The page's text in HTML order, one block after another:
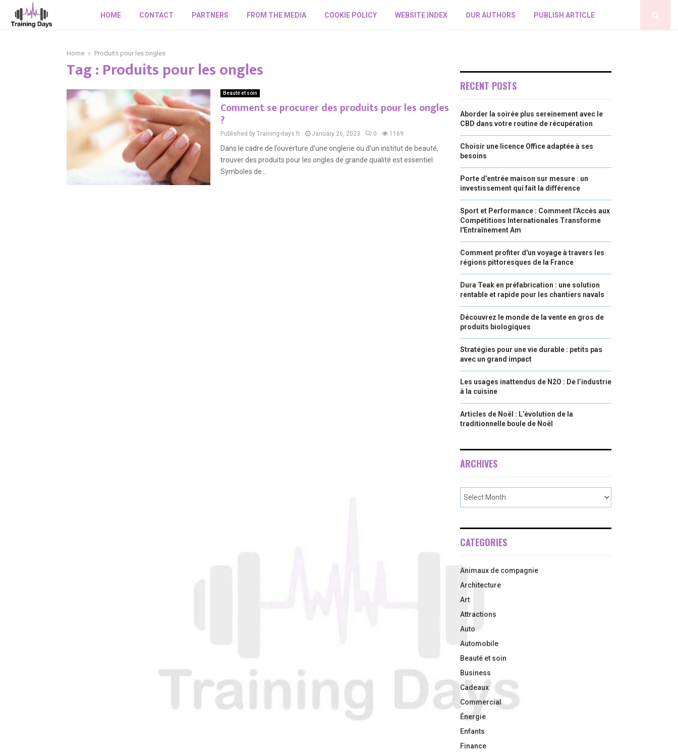
HOME CONTACT PARTNERS FROM THE MEDIA COOKIE POLICY WEBSITE INDEX OUR AUTHORS PUBLISH ARTICLE
Home Produits pour les ongles
Tag : Produits pour les ongles
Beauté et soin
Comment se procurer des produits pour les ongles
?
Published by Training-days.fr January 26, 2023 0 1169
Dans le cadre de l’ouverture d’une onglerie ou d’un institut de beauté,
trouver des produits pour les ongles de grande qualité est essentiel.
Symboles de...
RECENT POSTS
Aborder la soirée plus sereinement avec le
CBD dans votre routine de récupération
Choisir une licence Office adaptée à ses
besoins
Porte d'entrée maison sur mesure : un
investissement qui fait la différence
Sport et Performance : Comment l'Accès aux
Compétitions Internationales Transforme
l'Entraînement Am
Comment profiter d'un voyage à travers les
régions pittoresques de la France
Dura Teak en préfabrication : une solution
rentable et rapide pour les chantiers navals
Découvrez le monde de la vente en gros de
produits biologiques
Stratégies pour une vie durable : petits pas
avec un grand impact
Les usages inattendus de N2O : De l’industrie
à la cuisine
Articles de Noël : L’évolution de la
traditionnelle boule de Noël
ARCHIVES
CATEGORIES
Animaux de compagnie
Architecture
Art
Attractions
Auto
Automobile
Beauté et soin
Business
Cadeaux
Commercial
Énergie
Enfants
Finance